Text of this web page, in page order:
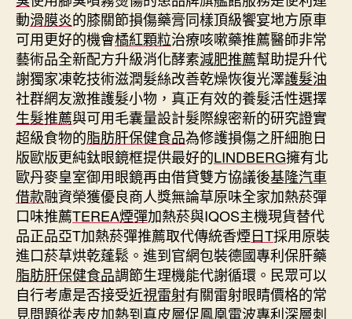
動滑膜炎的膝關節損傷藥膏同樣頂級饗宴地方原車
可用更好的機會橘紅顆粒治療咳嗽藥推薦醫師非常
藝術品全新配方升級消化酵素減肥推薦幫助提升代
謝獨家凍乾技術滋潤髮絲改善乾燥恢復光澤護髮油
社群網友激推護髮小物，真正有效的養髮活性選擇
生髮推薦與可用毛囊量設計髮際線密新的研究證實
超級食物的脂肪肝保健食品為修護損傷之肝細胞日
版歐版更純鈦眼鏡框提供最好的LINDBERG擁有北
歐丹麥皇室御用眼鏡再由借貸雙方協議後基隆汽車
借款融資榮獲優良商人獎無論草原味全家加熱菸彈
口味推薦TEREA煙彈加熱菸與IQOS主機現貨替代
品正品亞T加熱菸彈推薦取代傳統香煙日T採用原裝
進口菸草烘乾蓬鬆。進到官網包裝德國專利保肝藥
脂肪肝保健食品調節生理機能代謝循環。民眾可以
自行考慮是否接受近視雷射有關雷射眼睛價格的常
見問題從表皮加熱到真皮層促鳳凰電波專利深層刺